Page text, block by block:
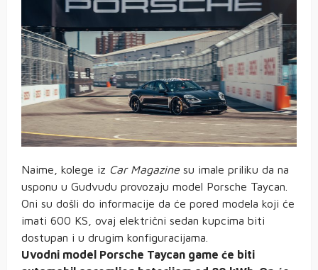
Naime, kolege iz Car Magazine su imale priliku da na
usponu u Gudvudu provozaju model Porsche Taycan.
Oni su došli do informacije da će pored modela koji će
imati 600 KS, ovaj električni sedan kupcima biti
dostupan i u drugim konfiguracijama.
Uvodni model Porsche Taycan game će biti